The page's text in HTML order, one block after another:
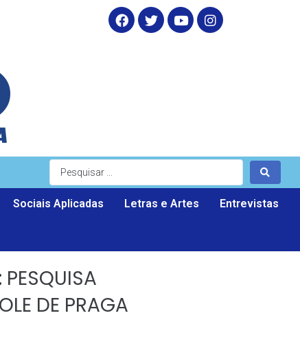
Sociais Aplicadas Letras e Artes Entrevistas
DE PRAGA